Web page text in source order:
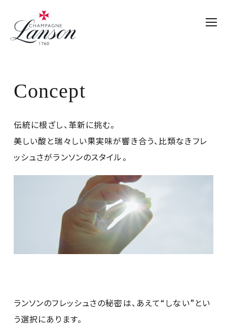
Concept
伝統に根ざし、革新に挑む。
美しい酸と瑞々しい果実味が響き合う、比類なきフレ
ッシュさがランソンのスタイル。
ランソンのフレッシュさの秘密は、あえて“しない”とい
う選択にあります。